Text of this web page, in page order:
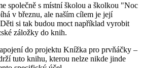
společně s místní školou a školkou "Noc
v březnu, ale naším cílem je její
si tak budou moct například vyrobit
záložky do knih.
do projektu Knížka pro prvňáčky –
tuto knihu, kterou nelze nikde jinde